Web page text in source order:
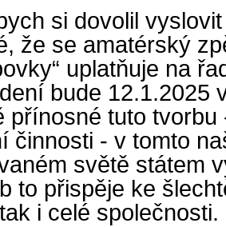
si dovolil
že se amatérský
uplatňuje na
bude 12.1.2025
přínosné tuto
činnosti - v tomto
světě státem
to přispěje ke
i celé společnosti.